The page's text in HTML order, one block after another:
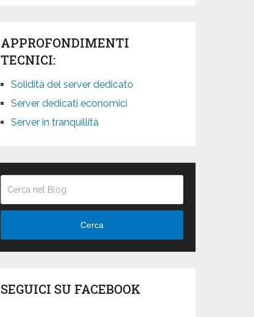
APPROFONDIMENTI
TECNICI:
Solidità del server dedicato
Server dedicati economici
Server in tranquillità
Cerca
SEGUICI SU FACEBOOK